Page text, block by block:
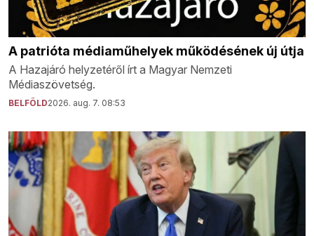
A patrióta médiaműhelyek működésének új útja
A Hazajáró helyzetéről írt a Magyar Nemzeti
Médiaszövetség.
BELFÖLD2026. aug. 7. 08:53